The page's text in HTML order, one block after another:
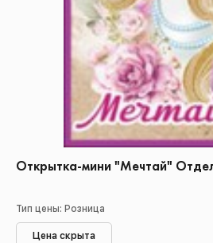
Открытка-мини "Мечтай"
Тип цены: Розница
Цена скрыта